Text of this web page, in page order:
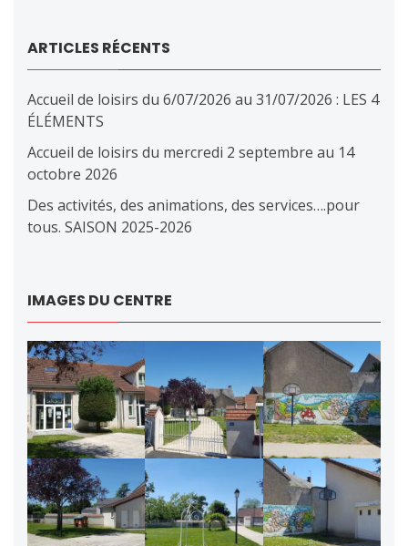
ARTICLES RÉCENTS
Accueil de loisirs du 6/07/2026 au 31/07/2026 : LES 4
ÉLÉMENTS
Accueil de loisirs du mercredi 2 septembre au 14
octobre 2026
Des activités, des animations, des services….pour
tous. SAISON 2025-2026
IMAGES DU CENTRE